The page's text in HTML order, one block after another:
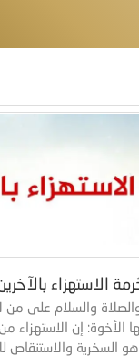
الاستهزاء
والسلام على من
الأخوة: إن الاستهزاء
السخرية والاستنقاص